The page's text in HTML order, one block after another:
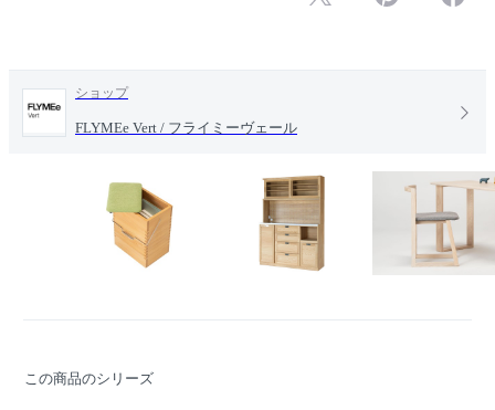
ショップ
FLYMEe Vert / フライミーヴェール
この商品のシリーズ